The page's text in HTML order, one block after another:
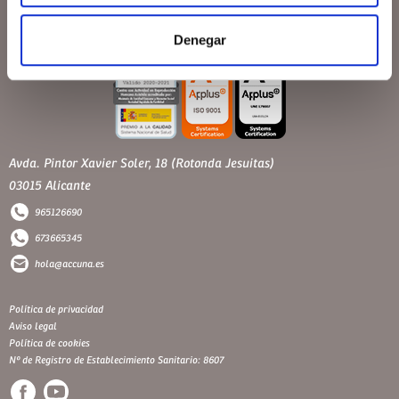
Denegar
Avda. Pintor Xavier Soler, 18 (Rotonda Jesuitas)
03015 Alicante
965126690
673665345
hola@accuna.es
Política de privacidad
Aviso legal
Política de cookies
Nº de Registro de Establecimiento Sanitario: 8607